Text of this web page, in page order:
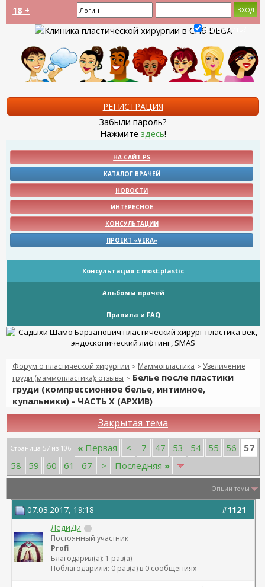
18 +
Запомнить?
РЕГИСТРАЦИЯ
Забыли пароль?
Нажмите здесь!
НА САЙТ PS
КАТАЛОГ ВРАЧЕЙ
НОВОСТИ
ИНТЕРЕСНОЕ
КОНСУЛЬТАЦИИ
ПРОЕКТ «VERA»
Консультация с most.plastic
Альбомы врачей
Правила и FAQ
Форум о пластической хирургии > Маммопластика > Увеличение
груди (маммопластика): отзывы > Белье после пластики
груди (компрессионное белье, интимное,
купальники) - ЧАСТЬ Х (АРХИВ)
Закрытая тема
Страница 57 из 106 « Первая < 7 47 53 54 55 56
57
58
59 60 61 67 > Последняя »
Опции темы
#1121
07.03.2017, 19:18
ЛедиДи
Постоянный участник
Profi
Благодарил(а): 1 раз(а)
Поблагодарили: 0 раз(а) в 0 сообщениях